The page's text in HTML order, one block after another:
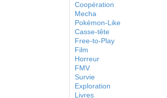
Coopération
Mecha
Pokémon-Like
Casse-tête
Free-to-Play
Film
Horreur
FMV
Survie
Exploration
Livres